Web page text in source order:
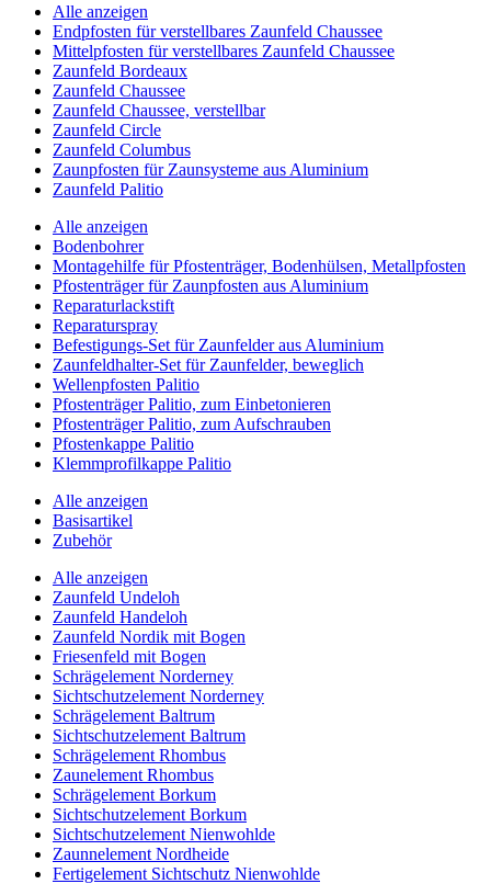
Alle anzeigen
Endpfosten für verstellbares Zaunfeld Chaussee
Mittelpfosten für verstellbares Zaunfeld Chaussee
Zaunfeld Bordeaux
Zaunfeld Chaussee
Zaunfeld Chaussee, verstellbar
Zaunfeld Circle
Zaunfeld Columbus
Zaunpfosten für Zaunsysteme aus Aluminium
Zaunfeld Palitio
Alle anzeigen
Bodenbohrer
Montagehilfe für Pfostenträger, Bodenhülsen, Metallpfosten
Pfostenträger für Zaunpfosten aus Aluminium
Reparaturlackstift
Reparaturspray
Befestigungs-Set für Zaunfelder aus Aluminium
Zaunfeldhalter-Set für Zaunfelder, beweglich
Wellenpfosten Palitio
Pfostenträger Palitio, zum Einbetonieren
Pfostenträger Palitio, zum Aufschrauben
Pfostenkappe Palitio
Klemmprofilkappe Palitio
Alle anzeigen
Basisartikel
Zubehör
Alle anzeigen
Zaunfeld Undeloh
Zaunfeld Handeloh
Zaunfeld Nordik mit Bogen
Friesenfeld mit Bogen
Schrägelement Norderney
Sichtschutzelement Norderney
Schrägelement Baltrum
Sichtschutzelement Baltrum
Schrägelement Rhombus
Zaunelement Rhombus
Schrägelement Borkum
Sichtschutzelement Borkum
Sichtschutzelement Nienwohlde
Zaunnelement Nordheide
Fertigelement Sichtschutz Nienwohlde